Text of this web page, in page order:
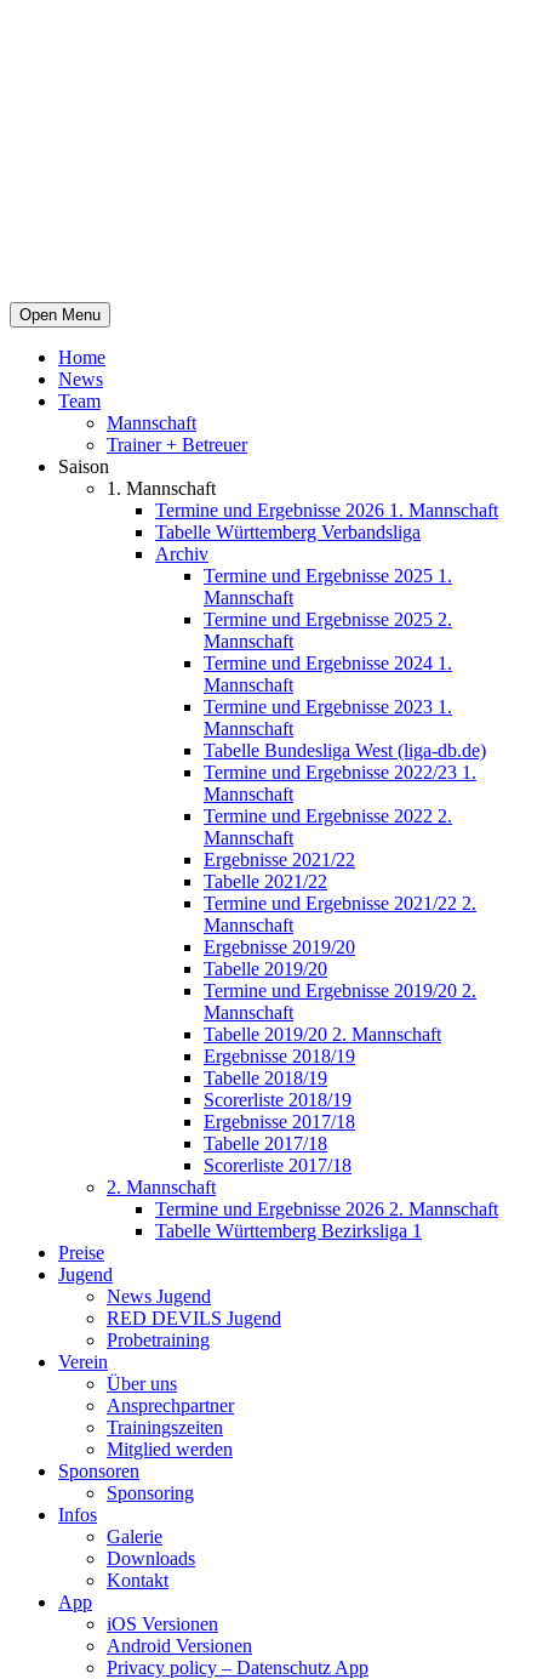
Open Menu
Home
News
Team
Mannschaft
Trainer + Betreuer
Saison
1. Mannschaft
Termine und Ergebnisse 2026 1. Mannschaft
Tabelle Württemberg Verbandsliga
Archiv
Termine und Ergebnisse 2025 1.
Mannschaft
Termine und Ergebnisse 2025 2.
Mannschaft
Termine und Ergebnisse 2024 1.
Mannschaft
Termine und Ergebnisse 2023 1.
Mannschaft
Tabelle Bundesliga West (liga-db.de)
Termine und Ergebnisse 2022/23 1.
Mannschaft
Termine und Ergebnisse 2022 2.
Mannschaft
Ergebnisse 2021/22
Tabelle 2021/22
Termine und Ergebnisse 2021/22 2.
Mannschaft
Ergebnisse 2019/20
Tabelle 2019/20
Termine und Ergebnisse 2019/20 2.
Mannschaft
Tabelle 2019/20 2. Mannschaft
Ergebnisse 2018/19
Tabelle 2018/19
Scorerliste 2018/19
Ergebnisse 2017/18
Tabelle 2017/18
Scorerliste 2017/18
2. Mannschaft
Termine und Ergebnisse 2026 2. Mannschaft
Tabelle Württemberg Bezirksliga 1
Preise
Jugend
News Jugend
RED DEVILS Jugend
Probetraining
Verein
Über uns
Ansprechpartner
Trainingszeiten
Mitglied werden
Sponsoren
Sponsoring
Infos
Galerie
Downloads
Kontakt
App
iOS Versionen
Android Versionen
Privacy policy – Datenschutz App